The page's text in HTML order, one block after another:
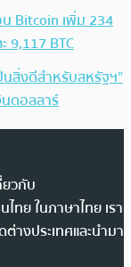
Bitcoin เพิ่ม 234
9,117 BTC
สิ่งดีสำหรับสหรัฐฯ”
ดอลลาร์
วกับ
ทย ในภาษาไทย เรา
างประเทศและนำมา